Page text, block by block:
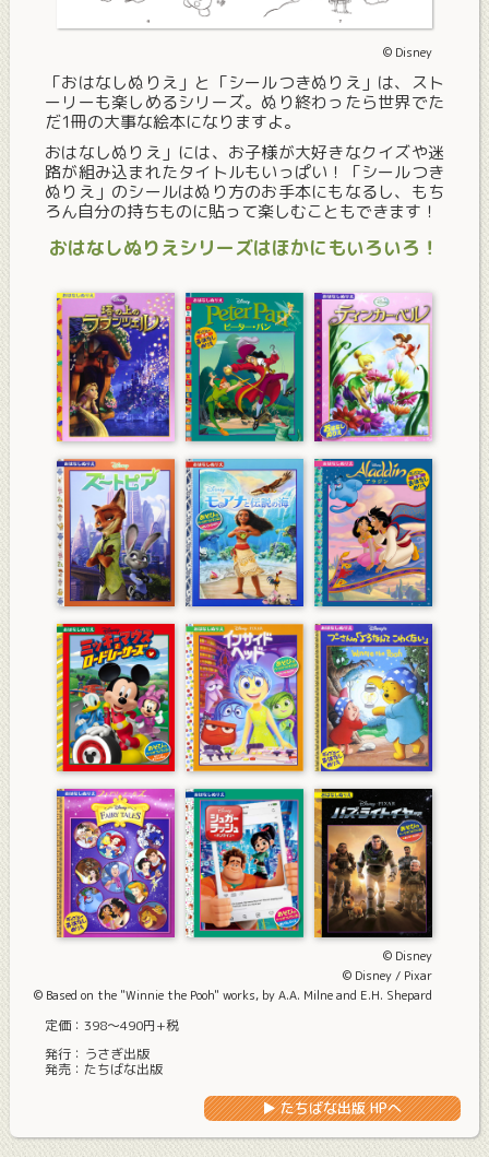
© Disney
「おはなしぬりえ」と「シールつきぬりえ」は、スト
ーリーも楽しめるシリーズ。ぬり終わったら世界でた
だ1冊の大事な絵本になりますよ。
おはなしぬりえ」には、お子様が大好きなクイズや迷
路が組み込まれたタイトルもいっぱい！「シールつき
ぬりえ」のシールはぬり方のお手本にもなるし、もち
ろん自分の持ちものに貼って楽しむこともできます！
おはなしぬりえシリーズはほかにもいろいろ！
© Disney
© Disney / Pixar
© Based on the "Winnie the Pooh" works, by A.A. Milne and E.H. Shepard
定価：398〜490円+税
発行：うさぎ出版
発売：たちばな出版
▶ たちばな出版 HPへ